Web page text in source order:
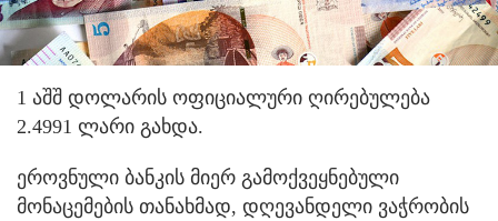
1 აშშ დოლარის ოფიციალური ღირებულება
2.4991 ლარი გახდა.
ეროვნული ბანკის მიერ გამოქვეყნებული
მონაცემების თანახმად, დღევანდელი ვაჭრობის